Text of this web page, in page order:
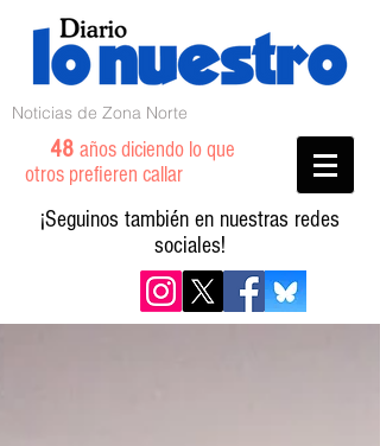
Noticias de Zona Norte
48 años diciendo lo que
otros prefieren callar
¡Seguinos también en nuestras redes
sociales!